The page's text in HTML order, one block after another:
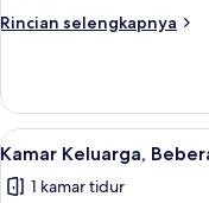
Rincian selengkapnya
Rincian
Kamar
Keluarga
Lihat
semua
foto
4
Kamar Keluarga,
1 kamar tidur